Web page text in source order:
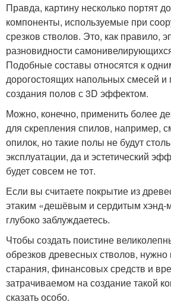
Правда, картину несколько портят
компоненты, используемые при
срезков стволов. Это, как правило,
разновидности
Подобные составы относятся к
дорогостоящих напольных смесей
создания полов с 3D эффектом.
Можно, конечно, применить более
для скрепления спилов, например,
опилок, но такие полы не будут
эксплуатации, да и эстетический
будет совсем не тот.
Если вы считаете покрытие из
этаким «дешёвым и сердитым хэнд-
глубоко заблуждаетесь.
Чтобы создать поистине
обрезков древесных стволов,
старания, финансовых средств и
затрачиваемом на создание такой
сказать особо.